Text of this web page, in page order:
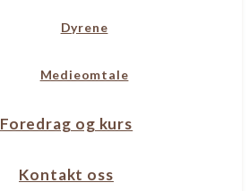
Dyrene
Medieomtale
Foredrag og kurs
Kontakt oss